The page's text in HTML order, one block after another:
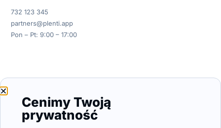
732 123 345
partners@plenti.app
Pon – Pt: 9:00 – 17:00
Panel programu:
Cenimy Twoją
prywatność